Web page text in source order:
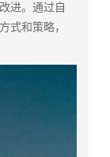
进。通过自
式和策略，